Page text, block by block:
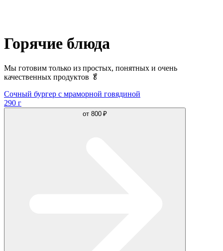
Горячие блюда
Мы готовим только из простых, понятных и очень
качественных продуктов 🥬
Сочный бургер с мраморной говядиной
290 г
от 800 ₽